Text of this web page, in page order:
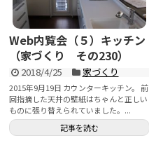
Web内覧会（５）キッチン
（家づくり その230）
2018/4/25 家づくり
2015年9月19日 カウンターキッチン。 前
回指摘した天井の壁紙はちゃんと正しい
ものに張り替えられていました。...
記事を読む